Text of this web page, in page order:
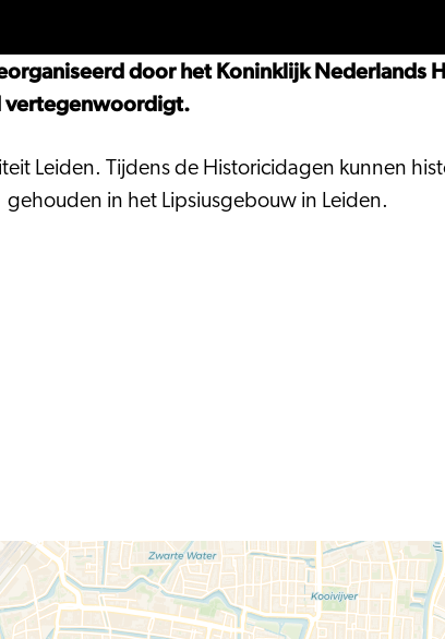
door het Koninklijk Nederlands
vertegenwoordigt.
Leiden. Tijdens de Historicidagen kunnen
in het Lipsiusgebouw in Leiden.